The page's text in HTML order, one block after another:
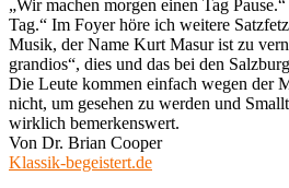
„Wir machen morgen einen Tag
Tag.“ Im Foyer höre ich weitere
Musik, der Name Kurt Masur ist zu
grandios“, dies und das bei den
Die Leute kommen einfach wegen der
nicht, um gesehen zu werden und
wirklich bemerkenswert.
Von Dr. Brian Cooper
Klassik-begeistert.de